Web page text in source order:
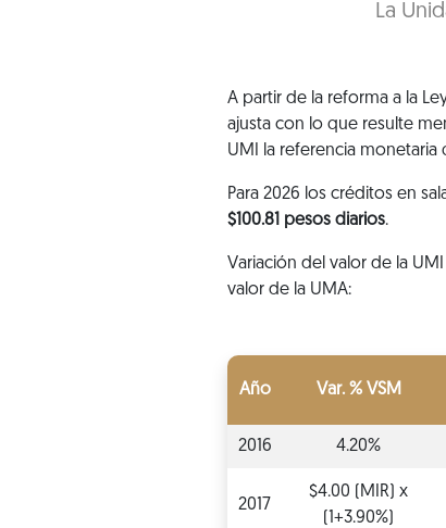
La
A partir de la reforma a la
ajusta con lo que resulte
UMI la referencia
Para 2026 los créditos en
$100.81 pesos diarios.
Variación del valor de la
valor de la UMA:
Año Var. % VSM
2016 4.20%
2017
$4.00 (MIR) x
(1+3.90%)